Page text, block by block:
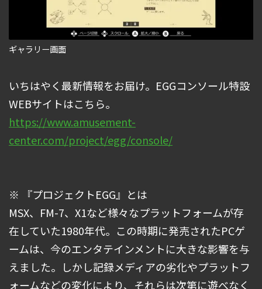
ギャラリー画面
いちはやく最新情報をお届け。EGGコンソール特設
WEBサイトはこちら。
https://www.amusement-
center.com/project/egg/console/
※ 『プロジェクトEGG』とは
MSX、FM-7、X1など様々なプラットフォームが存
在していた1980年代。この時期に発売されたPCゲ
ームは、今のエンタテインメントに大きな影響を与
えました。しかし記録メディアの劣化やプラットフ
ォームなどの変化により、それらは次第に遊べなく